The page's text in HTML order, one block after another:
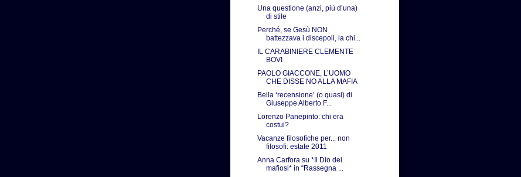
Una questione (anzi, più d’una)
di stile
Perché, se Gesù NON
battezzava i discepoli, la chi...
IL CARABINIERE CLEMENTE
BOVI
PAOLO GIACCONE, L’UOMO
CHE DISSE NO ALLA MAFIA
Bella ‘recensione’ (o quasi) di
Giuseppe Alberto F...
Lorenzo Panepinto: chi era
costui?
Vacanze filosofiche per... non
filosofi: estate 2011
Anna Carfora su *Il Dio dei
mafiosi* in “Rassegna ...